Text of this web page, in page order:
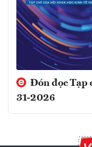
Đón đọc Tạp
31-2026